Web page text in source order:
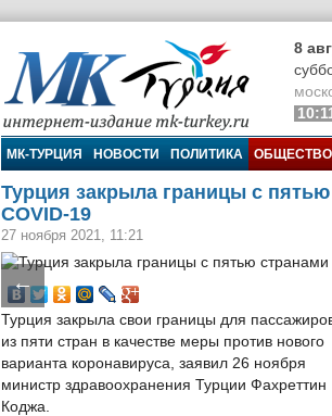
МК-Турция
8
МК-ТУРЦИЯ НОВОСТИ ПОЛИТИКА ОБЩЕСТВО
Турция закрыла границы с
COVID-19
27 ноября 2021, 11:21
←
Турция закрыла свои границы для
из пяти стран в качестве меры против нового
варианта коронавируса, заявил 26 ноября
министр здравоохранения Турции Фахреттин
Коджа.